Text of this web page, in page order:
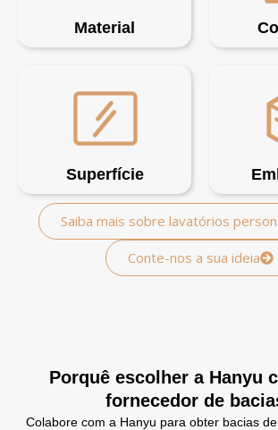
Material
Superfície
Saiba mais sobre lavatórios
Conte-nos a sua ideia
Porquê escolher a Hanyu
fornecedor de
Colabore com a Hanyu para obter bacias